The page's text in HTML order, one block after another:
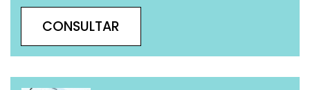
CONSULTAR